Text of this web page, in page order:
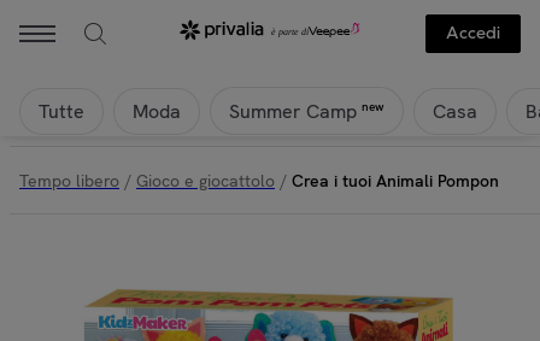
Accedi
Tutte Moda Summer Camp new Casa
Tempo libero / Gioco e giocattolo / Crea i tuoi Animali Pompon